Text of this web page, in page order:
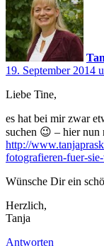
19. September 2014
Liebe Tine,
es hat bei mir zwar
suchen 😉 – hier nun
http://
fotografieren-fuer-
Wünsche Dir ein
Herzlich,
Tanja
Antworten